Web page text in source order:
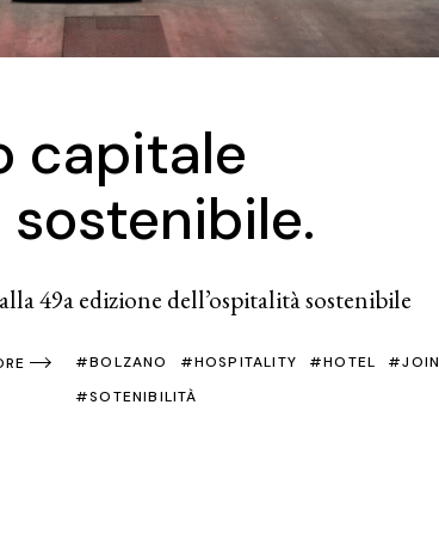
capitale
49a edizione dell’ospitalità sostenibile
BOLZANO HOSPITALITY HOTEL
JOIN
SOTENIBILITÀ